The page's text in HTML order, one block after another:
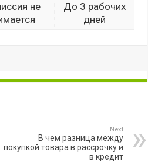
не
До 3 рабочих
дней
Next
В чем разница между
покупкой товара в рассрочку и
в кредит